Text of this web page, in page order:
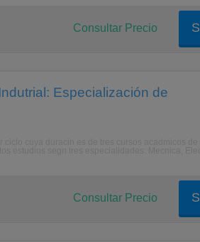
Consultar Precio
Especialización de
Consultar Precio